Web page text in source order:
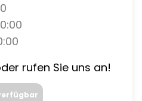
rufen Sie uns an!